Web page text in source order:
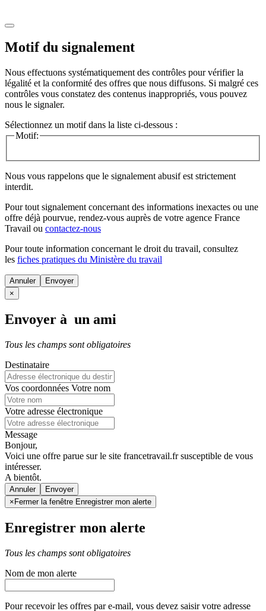
Motif du signalement
Nous effectuons systématiquement des contrôles pour vérifier la
légalité et la conformité des offres que nous diffusons. Si malgré ces
contrôles vous constatez des contenus inappropriés, vous pouvez
nous le signaler.
Sélectionnez un motif dans la liste ci-dessous :
Motif:
Nous vous rappelons que le signalement abusif est strictement
interdit.
Pour tout signalement concernant des informations inexactes ou une
offre déjà pourvue, rendez-vous auprès de votre agence France
Travail ou contactez-nous
Pour toute information concernant le droit du travail, consultez
les fiches pratiques du Ministère du travail
Annuler
×
Envoyer à un ami
Tous les champs sont obligatoires
Destinataire
Vos coordonnées Votre nom
Votre adresse électronique
Message
Bonjour,
Voici une offre parue sur le site francetravail.fr susceptible de vous
intéresser.
A bientôt.
Annuler
× Fermer la fenêtre Enregistrer mon alerte
Enregistrer mon alerte
Tous les champs sont obligatoires
Nom de mon alerte
Pour recevoir les offres par e-mail, vous devez saisir votre adresse